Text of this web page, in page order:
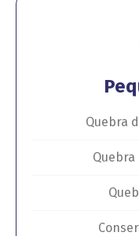
Quebra